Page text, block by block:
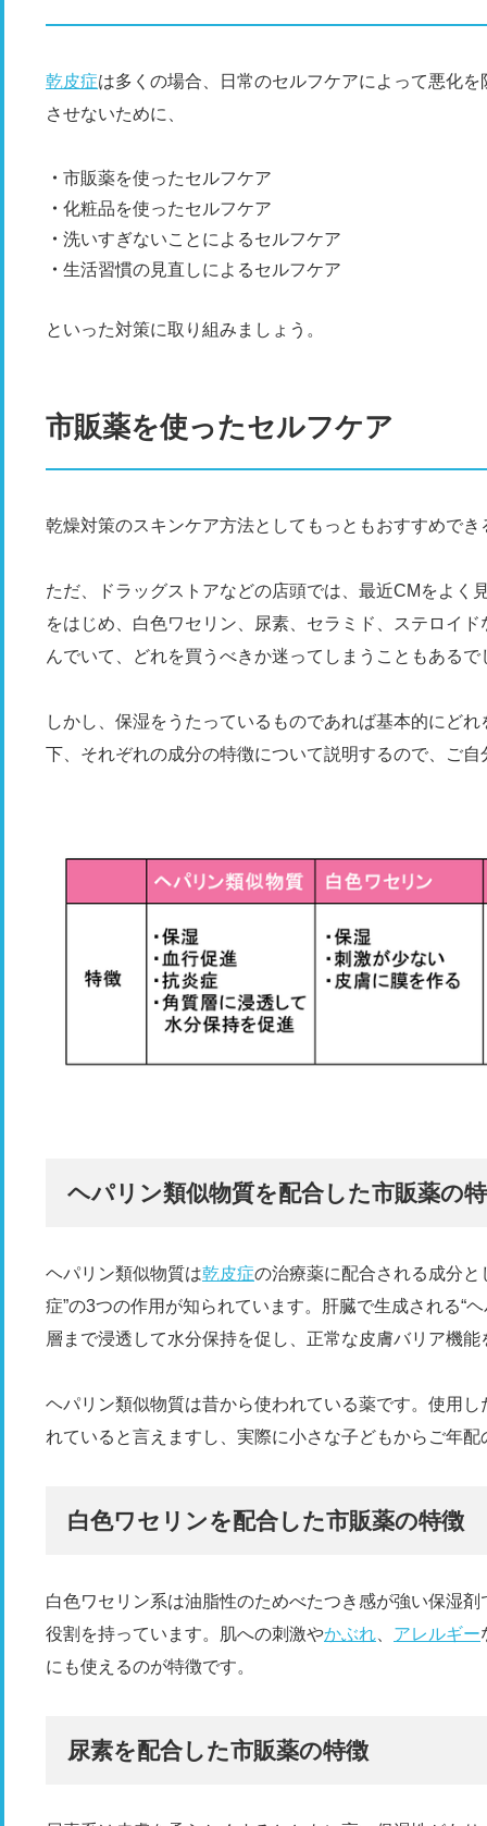
乾皮症は多くの場合、日常のセルフケアによって悪化
させないために、
市販薬を使ったセルフケア
化粧品を使ったセルフケア
洗いすぎないことによるセルフケア
生活習慣の見直しによるセルフケア
といった対策に取り組みましょう。
市販薬を使ったセルフケア
乾燥対策のスキンケア方法としてもっともおすすめで
ただ、ドラッグストアなどの店頭では、最近CMをよく
をはじめ、白色ワセリン、尿素、セラミド、ステロイ
んでいて、どれを買うべきか迷ってしまうこともあるで
しかし、保湿をうたっているものであれば基本的にど
下、それぞれの成分の特徴について説明するので、ご
ヘパリン類似物質を配合した市販薬の
ヘパリン類似物質は乾皮症の治療薬に配合される成分と
症”の3つの作用が知られています。肝臓で生成される“
層まで浸透して水分保持を促し、正常な皮膚バリア機
ヘパリン類似物質は昔から使われている薬です。使用
れていると言えますし、実際に小さな子どもからご年
白色ワセリンを配合した市販薬の特徴
白色ワセリン系は油脂性のためべたつき感が強い保湿
役割を持っています。肌への刺激やかぶれ アレルギー
にも使えるのが特徴です。
尿素を配合した市販薬の特徴